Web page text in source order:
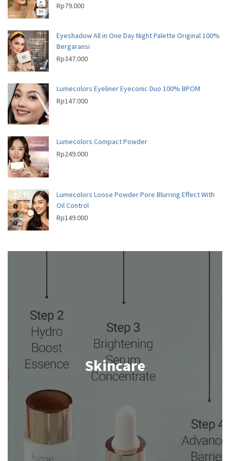
t
s
Rp79.000
Eyeshadow All in One Day Night Palette Original 100%
Bergaransi
Rp347.000
Lumecolors Eyeliner Eyeconic Duo 100% BPOM
Rp147.000
Lumecolors Compact Powder
Rp249.000
Lumecolors Loose Powder Pore Blurring Effect With
Oil Control
Rp149.000
Skincare